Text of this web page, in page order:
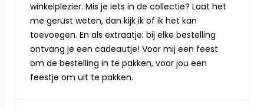
winkelplezier. Mis je iets in de collectie? Laat het
me gerust weten, dan kijk ik of ik het kan
toevoegen. En als extraatje: bij elke bestelling
ontvang je een cadeautje! Voor mij een feest
om de bestelling in te pakken, voor jou een
feestje om uit te pakken.